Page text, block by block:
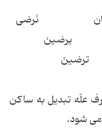
نَرضی
یرضینَ
ترضینَ
7، 13 و 14 حرکت حرف علّه تبدیل به ساکن